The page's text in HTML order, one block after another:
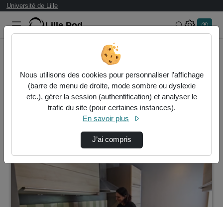
Université de Lille
Lille.Pod Rechercher
1 vidéo trouvée
Vidéo Statistiques de vues
Nous utilisons des cookies pour personnaliser l’affichage
(barre de menu de droite, mode sombre ou dyslexie
etc.), gérer la session (authentification) et analyser le
trafic du site (pour certaines instances).
En savoir plus
J’ai compris